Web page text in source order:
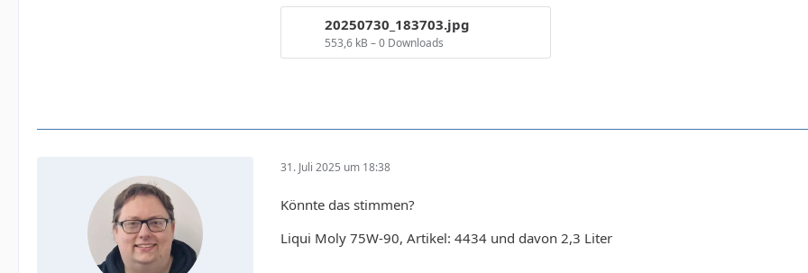
20250730_183703.jpg
553,6 kB – 0 Downloads
31. Juli 2025 um 18:38
Könnte das stimmen?
Liqui Moly 75W-90, Artikel: 4434 und davon 2,3 Liter